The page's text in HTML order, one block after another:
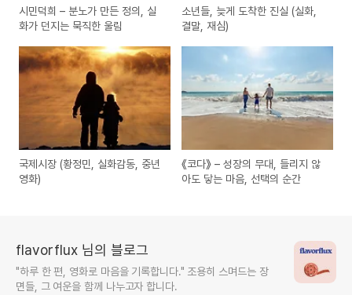
시민덕희 – 분노가 만든 정의, 실
화가 던지는 묵직한 울림
소년들, 늦게 도착한 진실 (실화,
결말, 재심)
국제시장 (황정민, 실화감동, 중년
영화)
《코다》 – 성장의 무대, 들리지 않
아도 닿는 마음, 선택의 순간
flavorflux 님의 블로그
"하루 한 편, 영화로 마음을 기록합니다." 조용히 스며드는 장
면들, 그 여운을 함께 나누고자 합니다.